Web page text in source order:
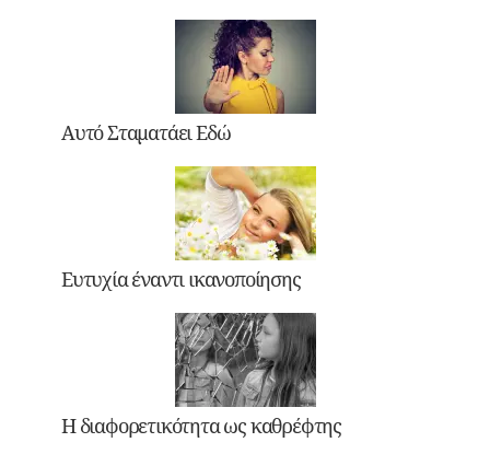
Αυτό Σταματάει Εδώ
Ευτυχία έναντι ικανοποίησης
Η διαφορετικότητα ως καθρέφτης